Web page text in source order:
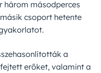
három másodperces
csoport hetente
a
erőket, valamint a